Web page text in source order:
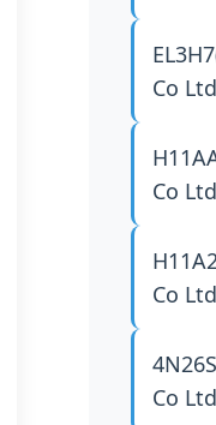
Co Ltd
Co Ltd
Co Ltd
Co Ltd